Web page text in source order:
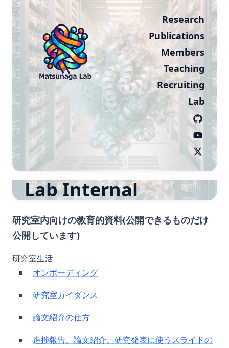
Research
Publications
Members
Teaching
Recruiting
Lab
Lab Internal
研究室内向けの教育的資料(公開できるものだけ
公開しています)
研究室生活
オンボーディング
研究室ガイダンス
論文紹介の仕方
進捗報告、論文紹介、研究発表に使うスライドの